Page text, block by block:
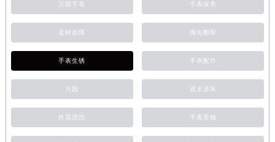
万国手表 手表保养
走时故障 抛光翻新
手表生锈 手表配件
万国 进水进灰
外观清洗 手表受磁